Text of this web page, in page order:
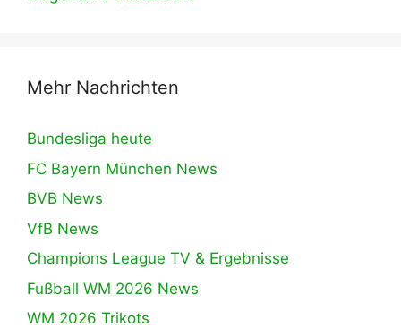
Mehr Nachrichten
Bundesliga heute
FC Bayern München News
BVB News
VfB News
Champions League TV & Ergebnisse
Fußball WM 2026 News
WM 2026 Trikots